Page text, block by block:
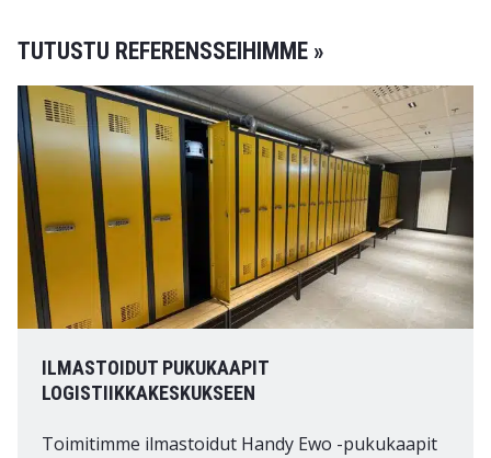
TUTUSTU REFERENSSEIHIMME »
ILMASTOIDUT PUKUKAAPIT
LOGISTIIKKAKESKUKSEEN
Toimitimme ilmastoidut Handy Ewo -pukukaapit